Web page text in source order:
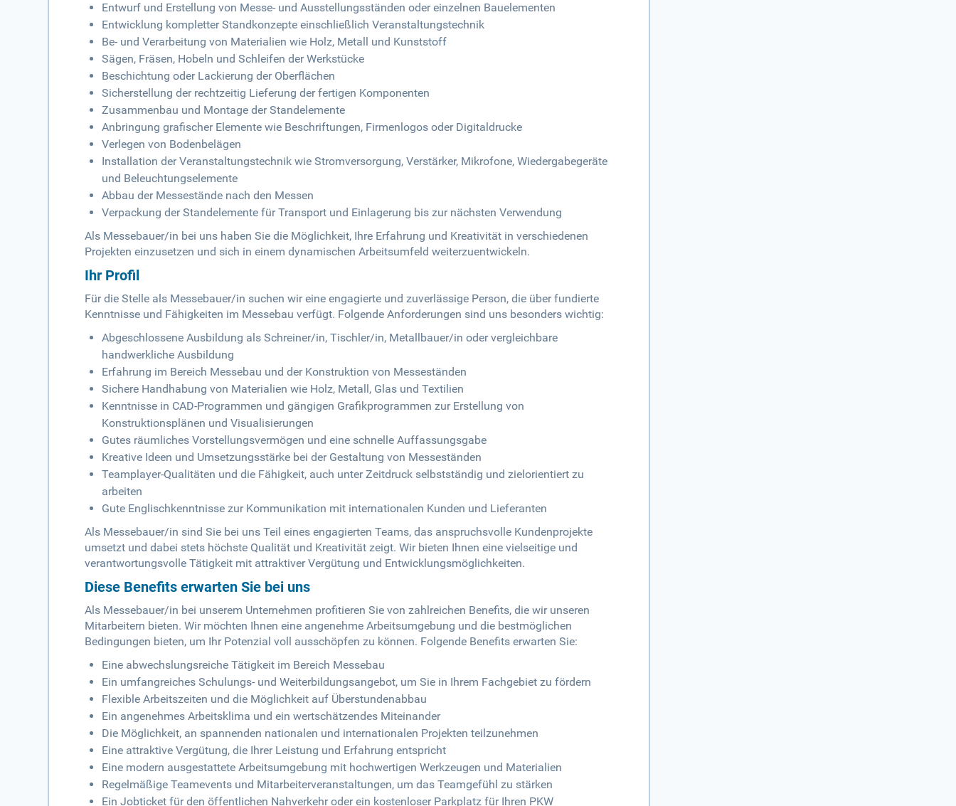
Entwurf und Erstellung von Messe- und Ausstellungsständen oder einzelnen Bauelementen
Entwicklung kompletter Standkonzepte einschließlich Veranstaltungstechnik
Be- und Verarbeitung von Materialien wie Holz, Metall und Kunststoff
Sägen, Fräsen, Hobeln und Schleifen der Werkstücke
Beschichtung oder Lackierung der Oberflächen
Sicherstellung der rechtzeitig Lieferung der fertigen Komponenten
Zusammenbau und Montage der Standelemente
Anbringung grafischer Elemente wie Beschriftungen, Firmenlogos oder Digitaldrucke
Verlegen von Bodenbelägen
Installation der Veranstaltungstechnik wie Stromversorgung, Verstärker, Mikrofone, Wiedergabegeräte
und Beleuchtungselemente
Abbau der Messestände nach den Messen
Verpackung der Standelemente für Transport und Einlagerung bis zur nächsten Verwendung
Als Messebauer/in bei uns haben Sie die Möglichkeit, Ihre Erfahrung und Kreativität in verschiedenen
Projekten einzusetzen und sich in einem dynamischen Arbeitsumfeld weiterzuentwickeln.
Ihr Profil
Für die Stelle als Messebauer/in suchen wir eine engagierte und zuverlässige Person, die über fundierte
Kenntnisse und Fähigkeiten im Messebau verfügt. Folgende Anforderungen sind uns besonders wichtig:
Abgeschlossene Ausbildung als Schreiner/in, Tischler/in, Metallbauer/in oder vergleichbare
handwerkliche Ausbildung
Erfahrung im Bereich Messebau und der Konstruktion von Messeständen
Sichere Handhabung von Materialien wie Holz, Metall, Glas und Textilien
Kenntnisse in CAD-Programmen und gängigen Grafikprogrammen zur Erstellung von
Konstruktionsplänen und Visualisierungen
Gutes räumliches Vorstellungsvermögen und eine schnelle Auffassungsgabe
Kreative Ideen und Umsetzungsstärke bei der Gestaltung von Messeständen
Teamplayer-Qualitäten und die Fähigkeit, auch unter Zeitdruck selbstständig und zielorientiert zu
arbeiten
Gute Englischkenntnisse zur Kommunikation mit internationalen Kunden und Lieferanten
Als Messebauer/in sind Sie bei uns Teil eines engagierten Teams, das anspruchsvolle Kundenprojekte
umsetzt und dabei stets höchste Qualität und Kreativität zeigt. Wir bieten Ihnen eine vielseitige und
verantwortungsvolle Tätigkeit mit attraktiver Vergütung und Entwicklungsmöglichkeiten.
Diese Benefits erwarten Sie bei uns
Als Messebauer/in bei unserem Unternehmen profitieren Sie von zahlreichen Benefits, die wir unseren
Mitarbeitern bieten. Wir möchten Ihnen eine angenehme Arbeitsumgebung und die bestmöglichen
Bedingungen bieten, um Ihr Potenzial voll ausschöpfen zu können. Folgende Benefits erwarten Sie:
Eine abwechslungsreiche Tätigkeit im Bereich Messebau
Ein umfangreiches Schulungs- und Weiterbildungsangebot, um Sie in Ihrem Fachgebiet zu fördern
Flexible Arbeitszeiten und die Möglichkeit auf Überstundenabbau
Ein angenehmes Arbeitsklima und ein wertschätzendes Miteinander
Die Möglichkeit, an spannenden nationalen und internationalen Projekten teilzunehmen
Eine attraktive Vergütung, die Ihrer Leistung und Erfahrung entspricht
Eine modern ausgestattete Arbeitsumgebung mit hochwertigen Werkzeugen und Materialien
Regelmäßige Teamevents und Mitarbeiterveranstaltungen, um das Teamgefühl zu stärken
Ein Jobticket für den öffentlichen Nahverkehr oder ein kostenloser Parkplatz für Ihren PKW